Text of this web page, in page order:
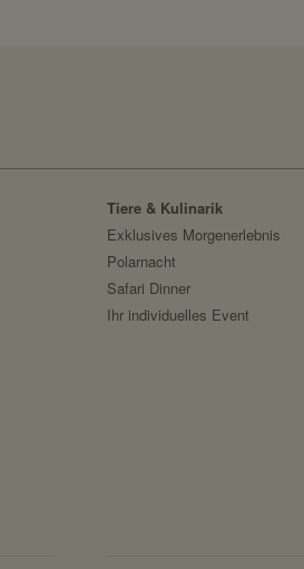
speichert ID der aktuellen Session
https://www.facebook.com/policy.php
Tiere & Kulinarik
Exklusives Morgenerlebnis
Polarnacht
Safari Dinner
Ihr individuelles Event